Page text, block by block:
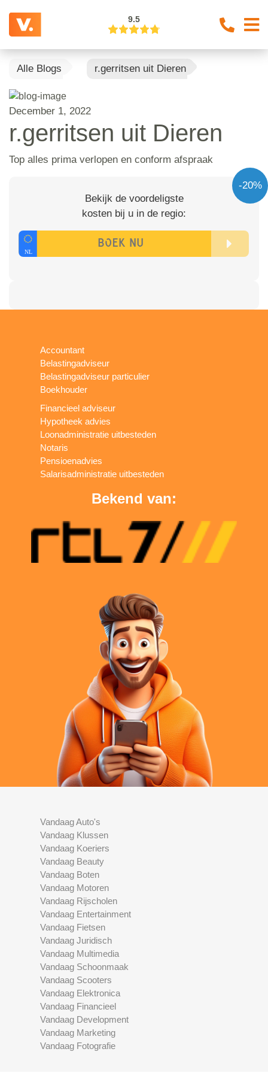
9.5
Alle Blogs r.gerritsen uit Dieren
December 1, 2022
r.gerritsen uit Dieren
Top alles prima verlopen en conform afspraak
-20%
Bekijk de voordeligste
kosten bij u in de regio:
Accountant
Belastingadviseur
Belastingadviseur particulier
Boekhouder
Financieel adviseur
Hypotheek advies
Loonadministratie uitbesteden
Notaris
Pensioenadvies
Salarisadministratie uitbesteden
Bekend van:
Vandaag Auto's
Vandaag Klussen
Vandaag Koeriers
Vandaag Beauty
Vandaag Boten
Vandaag Motoren
Vandaag Rijscholen
Vandaag Entertainment
Vandaag Fietsen
Vandaag Juridisch
Vandaag Multimedia
Vandaag Schoonmaak
Vandaag Scooters
Vandaag Elektronica
Vandaag Financieel
Vandaag Development
Vandaag Marketing
Vandaag Fotografie